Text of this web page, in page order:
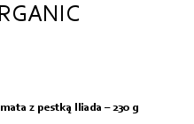
z pestką Iliada – 230 g